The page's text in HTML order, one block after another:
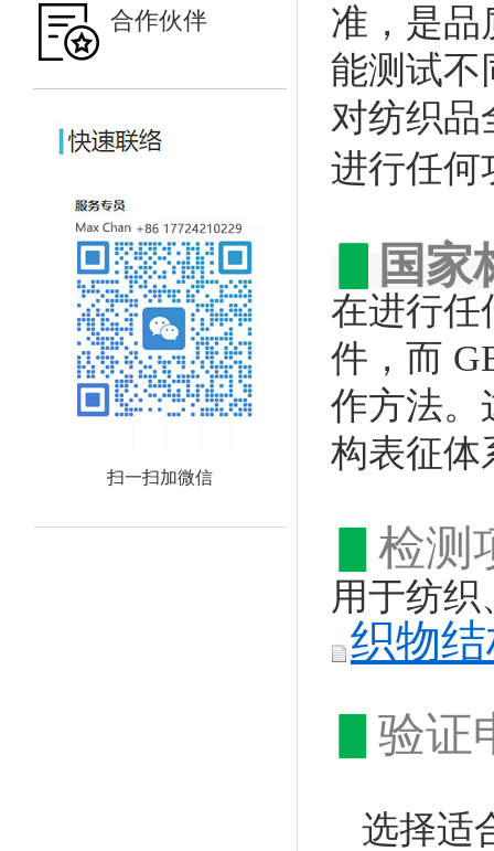
合作伙伴
扫一扫加微信
准，是品
能测试不
对纺织品
进行任何
▋ 国家
在进行任
件，而
作方法。
构表征体
检测
用于纺织
织物
验证
选择适